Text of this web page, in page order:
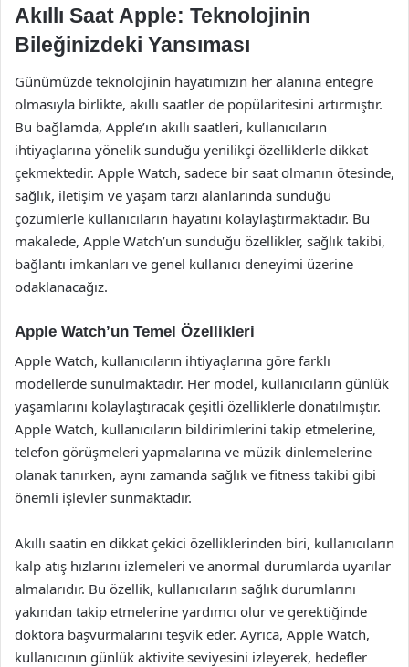
Akıllı Saat Apple: Teknolojinin
Bileğinizdeki Yansıması
Günümüzde teknolojinin hayatımızın her alanına entegre
olmasıyla birlikte, akıllı saatler de popülaritesini artırmıştır.
Bu bağlamda, Apple’ın akıllı saatleri, kullanıcıların
ihtiyaçlarına yönelik sunduğu yenilikçi özelliklerle dikkat
çekmektedir. Apple Watch, sadece bir saat olmanın ötesinde,
sağlık, iletişim ve yaşam tarzı alanlarında sunduğu
çözümlerle kullanıcıların hayatını kolaylaştırmaktadır. Bu
makalede, Apple Watch’un sunduğu özellikler, sağlık takibi,
bağlantı imkanları ve genel kullanıcı deneyimi üzerine
odaklanacağız.
Apple Watch’un Temel Özellikleri
Apple Watch, kullanıcıların ihtiyaçlarına göre farklı
modellerde sunulmaktadır. Her model, kullanıcıların günlük
yaşamlarını kolaylaştıracak çeşitli özelliklerle donatılmıştır.
Apple Watch, kullanıcıların bildirimlerini takip etmelerine,
telefon görüşmeleri yapmalarına ve müzik dinlemelerine
olanak tanırken, aynı zamanda sağlık ve fitness takibi gibi
önemli işlevler sunmaktadır.
Akıllı saatin en dikkat çekici özelliklerinden biri, kullanıcıların
kalp atış hızlarını izlemeleri ve anormal durumlarda uyarılar
almalarıdır. Bu özellik, kullanıcıların sağlık durumlarını
yakından takip etmelerine yardımcı olur ve gerektiğinde
doktora başvurmalarını teşvik eder. Ayrıca, Apple Watch,
kullanıcının günlük aktivite seviyesini izleyerek, hedefler